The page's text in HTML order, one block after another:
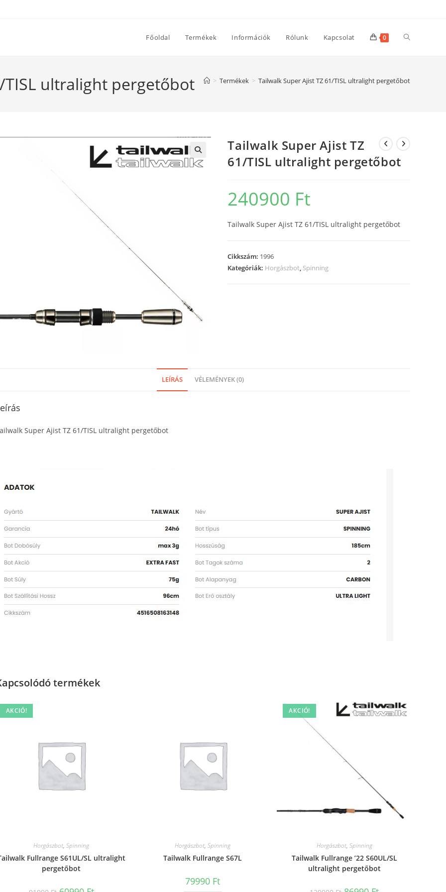
Főoldal Termékek Információk Rólunk Kapcsolat 0 Toggle
TISL ultralight pergetőbot > Termékek > Tailwalk Super Ajist TZ 61/TISL ultralight pergetőbot
Tailwalk Super Ajist TZ
61/TISL ultralight pergetőbot
240900 Ft
Tailwalk Super Ajist TZ 61/TISL ultralight pergetőbot
Cikkszám: 1996
Kategóriák: Horgászbot, Spinning
LEÍRÁS VÉLEMÉNYEK (0)
Super Ajist TZ 61/TISL ultralight pergetőbot
termékek
AKCIÓ!
Horgászbot,Spinning
Fullrange S61UL/SL ultralight
pergetőbot
Original Current
Horgászbot,Spinning
Tailwalk Fullrange S67L
79990 Ft
AKCIÓ!
Horgászbot, Spinning
Tailwalk Fullrange ’22 S60UL/SL
ultralight pergetőbot
Original Current